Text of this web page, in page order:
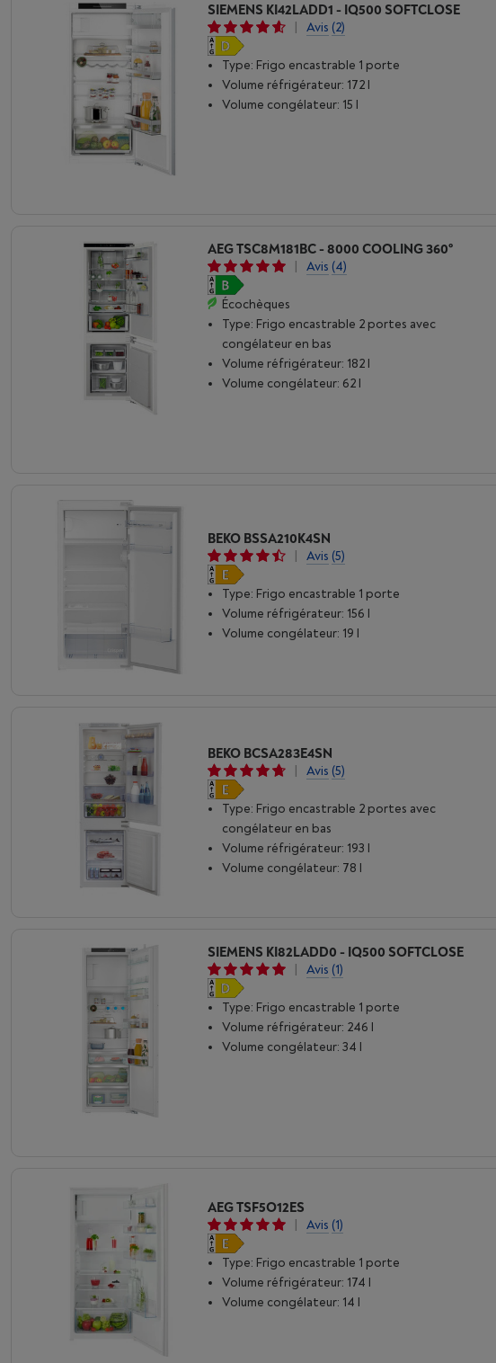
SIEMENS KI42LADD1 - IQ500 SOFTCLOSE
|
Avis (2)
Type: Frigo encastrable 1 porte
Volume réfrigérateur: 172 l
Volume congélateur: 15 l
AEG TSC8M181BC - 8000 COOLING 360°
|
Avis (4)
Écochèques
Type: Frigo encastrable 2 portes avec
congélateur en bas
Volume réfrigérateur: 182 l
Volume congélateur: 62 l
BEKO BSSA210K4SN
Avis (5)
Type: Frigo encastrable 1 porte
Volume réfrigérateur: 156 l
Volume congélateur: 19 l
BEKO BCSA283E4SN
|
Avis (5)
Type: Frigo encastrable 2 portes avec
congélateur en bas
Volume réfrigérateur: 193 l
Volume congélateur: 78 l
SIEMENS KI82LADD0 - IQ500 SOFTCLOSE
|
Avis (1)
Type: Frigo encastrable 1 porte
Volume réfrigérateur: 246 l
Volume congélateur: 34 l
AEG TSF5O12ES
|
Avis (1)
Type: Frigo encastrable 1 porte
Volume réfrigérateur: 174 l
Volume congélateur: 14 l